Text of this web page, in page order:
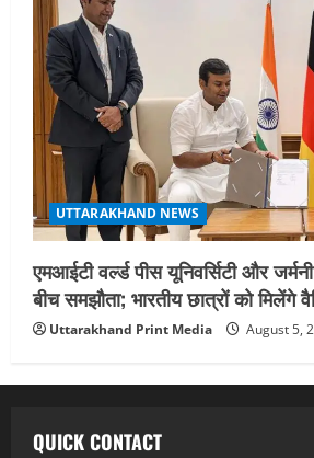
UTTARAKHAND NEWS
एमआईटी वर्ल्ड पीस यूनिवर्सिटी और
बीच समझौता; भारतीय छात्रों को मिलेंगे
Uttarakhand Print Media August 5,
QUICK CONTACT